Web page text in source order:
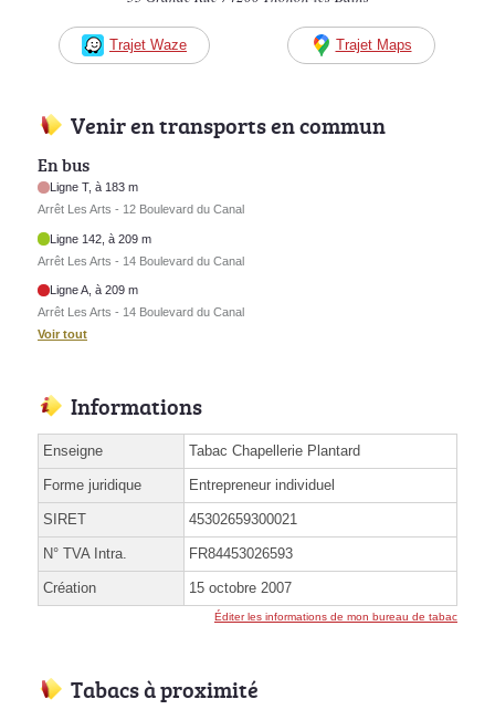
Trajet Waze Trajet Maps
Venir en transports en commun
En bus
Ligne T, à 183 m
Arrêt Les Arts - 12 Boulevard du Canal
Ligne 142, à 209 m
Arrêt Les Arts - 14 Boulevard du Canal
Ligne A, à 209 m
Arrêt Les Arts - 14 Boulevard du Canal
Voir tout
Informations
Enseigne Tabac Chapellerie Plantard
Forme juridique Entrepreneur individuel
SIRET 45302659300021
N° TVA Intra. FR84453026593
Création 15 octobre 2007
Éditer les informations de mon bureau de tabac
Tabacs à proximité